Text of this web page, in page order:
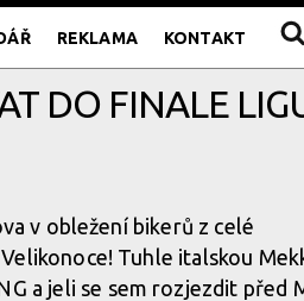
REKLAMA KONTAKT
DO FINALE
v obležení bikerů z celé
Tuhle italskou
a jeli se sem rozjezdit před